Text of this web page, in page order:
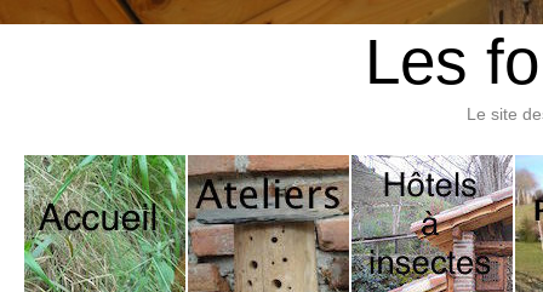
Les
Le site